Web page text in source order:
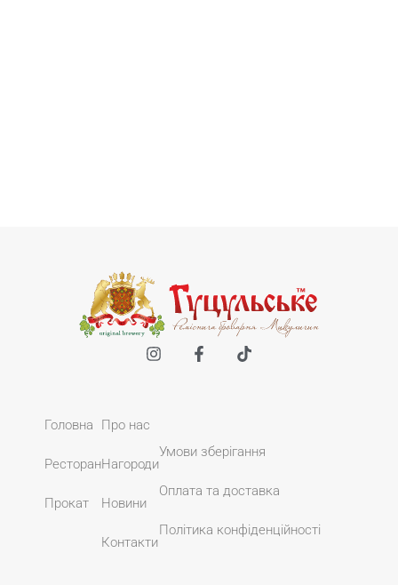
Головна
Ресторан
Прокат
Про нас
Нагороди
Новини
Контакти
Умови зберігання
Оплата та доставка
Політика конфіденційності